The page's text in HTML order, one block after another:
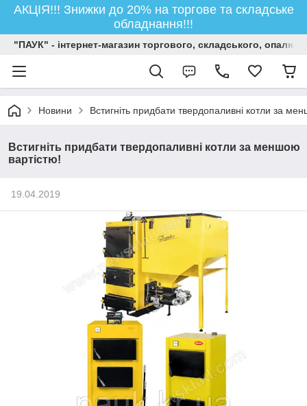
АКЦІЯ!!! Знижки до 20% на торгове та складське
обладнання!!!
"ПАУК" - інтернет-магазин торгового, складського,
Новини Встигніть придбати твердопаливні котли за
Встигніть придбати твердопаливні котли за меншою
вартістю!
19.04.2019